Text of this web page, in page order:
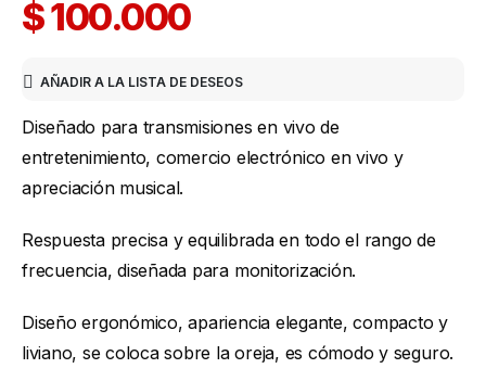
$100.000
AÑADIR A LA LISTA DE DESEOS
Diseñado para transmisiones en vivo de
entretenimiento, comercio electrónico en vivo y
apreciación musical.
Respuesta precisa y equilibrada en todo el rango de
frecuencia, diseñada para monitorización.
Diseño ergonómico, apariencia elegante, compacto y
liviano, se coloca sobre la oreja, es cómodo y seguro.